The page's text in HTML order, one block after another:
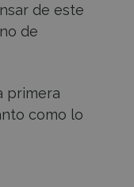
de este
de
primera
como lo